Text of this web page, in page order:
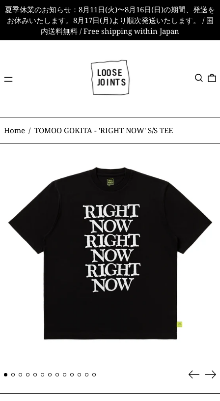
夏季休業のお知らせ：8月11日(火)〜8月16日(日)の期間、発送を
お休みいたします。8月17日(月)より順次発送いたします。 / 国
内送料無料 / Free shipping within Japan
メ
検索
Home / TOMOO GOKITA - 'RIGHT NOW' S/S TEE
Prev